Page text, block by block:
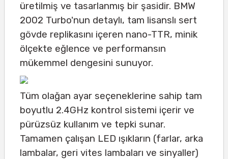
üretilmiş ve tasarlanmış bir şasidir. BMW
2002 Turbo'nun detaylı, tam lisanslı sert
gövde replikasını içeren nano-TTR, minik
ölçekte eğlence ve performansın
mükemmel dengesini sunuyor.
Tüm olağan ayar seçeneklerine sahip tam
boyutlu 2.4GHz kontrol sistemi içerir ve
pürüzsüz kullanım ve tepki sunar.
Tamamen çalışan LED ışıkların (farlar, arka
lambalar, geri vites lambaları ve sinyaller)